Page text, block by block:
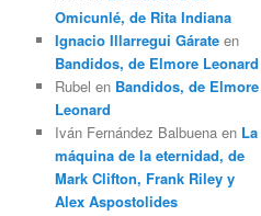
Omicunlé, de Rita Indiana
Ignacio Illarregui Gárate en
Bandidos, de Elmore Leonard
Rubel en Bandidos, de Elmore
Leonard
Iván Fernández Balbuena en La
máquina de la eternidad, de
Mark Clifton, Frank Riley y
Alex Aspostolides